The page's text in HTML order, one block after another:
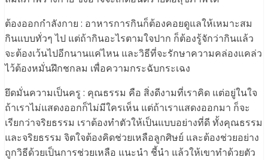
ต้องออกกำลังกาย : อาหารการกินก็ต้องคอยดูแลให้เหมาะสม
กินแบบทั่วๆ ไป แต่ถ้ากินอะไรตามใจปาก ก็ต้องรู้จักว่ากินแล้ว
จะต้องเว้นไปอีกนานแค่ไหน และวิธีที่จะรักษาความคล่องแคล่ว
ไว้ต้องหมั่นฝึกชกลม เพื่อความกระฉับกระเฉง
ยึดมั่นความเป็นครู : คุณธรรม คือ สิ่งดีงามที่เราคิด แต่อยู่ในใจ
ถ้าเราไม่แสดงออกก็ไม่มีใครเห็น แต่ถ้าเราแสดงออกมา ก็จะ
เรียกว่าจริยธรรม เราต้องทำตัวให้เป็นแบบอย่างที่ดี ทั้งคุณธรรม
และจริยธรรม จิตใจต้องคิดช่วยเหลือลูกศิษย์ และต้องช่วยอย่าง
ถูกวิธีด้วยเป็นการช่วยเหลือ แนะนำ ชี้นำ แล้วให้เขาทำด้วยตัว